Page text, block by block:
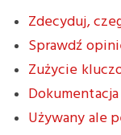
Zdecyduj,
Sprawdź
Zużycie
Używany ale